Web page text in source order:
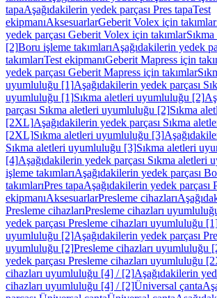
tapaAşağıdakilerin yedek parçası Pres tapaTest
ekipmanıAksesuarlarGeberit Volex için takımlar
yedek parçası Geberit Volex için takımlar
[2]Boru işleme takımlarıAşağıdakilerin yedek
takımlarıTest ekipmanıGeberit Mapress için
yedek parçası Geberit Mapress için takımlar
uyumluluğu [1]Aşağıdakilerin yedek parçası
uyumluluğu [1]Sıkma aletleri uyumluluğu [2]
parçası Sıkma aletleri uyumluluğu [2]Sıkma
[2XL]Aşağıdakilerin yedek parçası Sıkma
[2XL]Sıkma aletleri uyumluluğu [3]
Sıkma aletleri uyumluluğu [3]Sıkma aletleri
[4]Aşağıdakilerin yedek parçası Sıkma aletleri
işleme takımlarıAşağıdakilerin yedek parçası
takımlarıPres tapaAşağıdakilerin yedek parçası
ekipmanıAksesuarlarPresleme cihazları
Presleme cihazlarıPresleme cihazları
yedek parçası Presleme cihazları uyumluluğu
uyumluluğu [2]Aşağıdakilerin yedek parçası
uyumluluğu [2]Presleme cihazları uyumluluğu
yedek parçası Presleme cihazları uyumluluğu
cihazları uyumluluğu [4] / [2]Aşağıdakilerin
cihazları uyumluluğu [4] / [2]Üniversal çanta